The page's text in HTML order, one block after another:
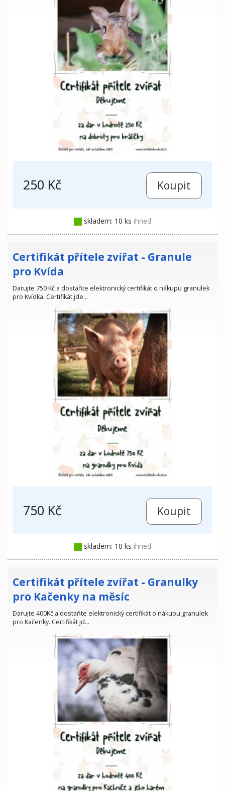
250 Kč
skladem: 10 ks ihned
Certifikát přítele zvířat - Granule
pro Kvída
Darujte 750 Kč a dostaňte elektronický certifikát o nákupu granulek
pro Kvídka. Certifikát jde…
750 Kč
skladem: 10 ks ihned
Certifikát přítele zvířat - Granulky
pro Kačenky na měsíc
Darujte 400Kč a dostaňte elektronický certifikát o nákupu granulek
pro Kačenky. Certifikát jd…